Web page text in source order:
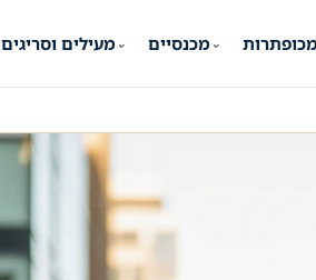
מעילים וסריגים⌄ מכנסיים⌄